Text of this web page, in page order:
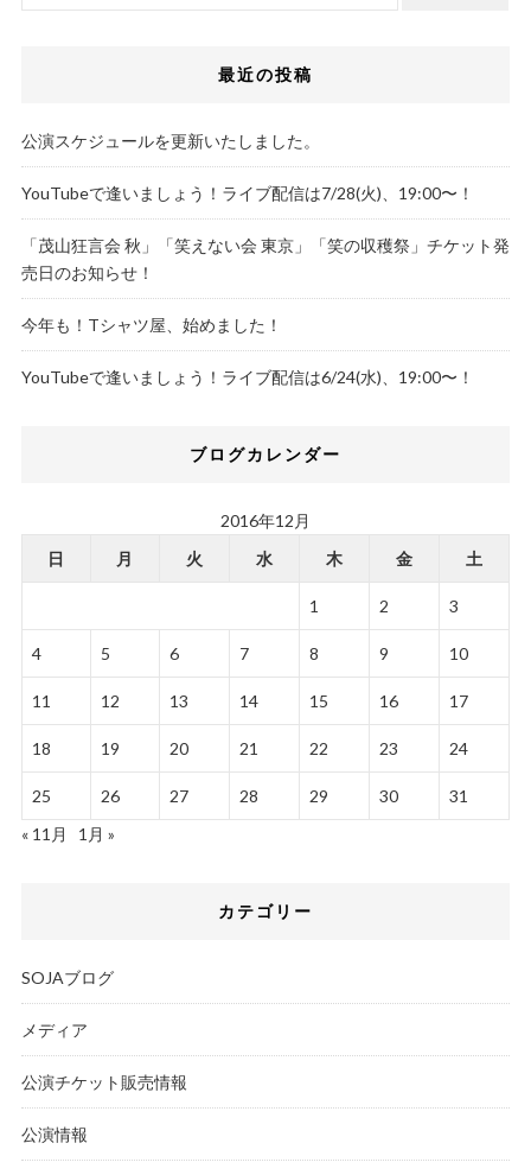
最近の投稿
公演スケジュールを更新いたしました。
YouTubeで逢いましょう！ライブ配信は7/28(火)、19:00〜！
「茂山狂言会 秋」「笑えない会 東京」「笑の収穫祭」チケット発
売日のお知らせ！
今年も！Tシャツ屋、始めました！
YouTubeで逢いましょう！ライブ配信は6/24(水)、19:00〜！
ブログカレンダー
2016年12月
日
月 火 水 木 金 土
1 2 3
4 5 6 7 8 9 10
11 12 13 14 15 16 17
18 19 20 21 22 23 24
25 26 27 28 29 30
31
« 11月
1月 »
カテゴリー
SOJAブログ
メディア
公演チケット販売情報
公演情報